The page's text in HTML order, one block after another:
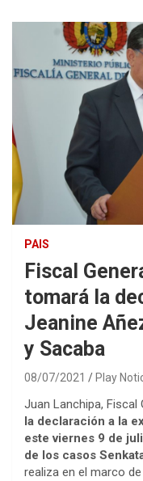
PAIS
Fiscal
tomará la
Jeanine
y Sacaba
08/07/2021 Play
Juan Lanchipa, Fiscal
la declaración a la
este viernes 9 de
de los casos
realiza en el marco